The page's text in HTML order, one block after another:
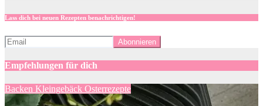
Lass dich bei neuen Rezepten benachrichtigen!
Empfehlungen für dich
Backen Kleingebäck Osterrezepte